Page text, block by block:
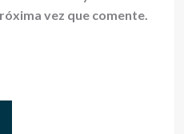
vez que comente.